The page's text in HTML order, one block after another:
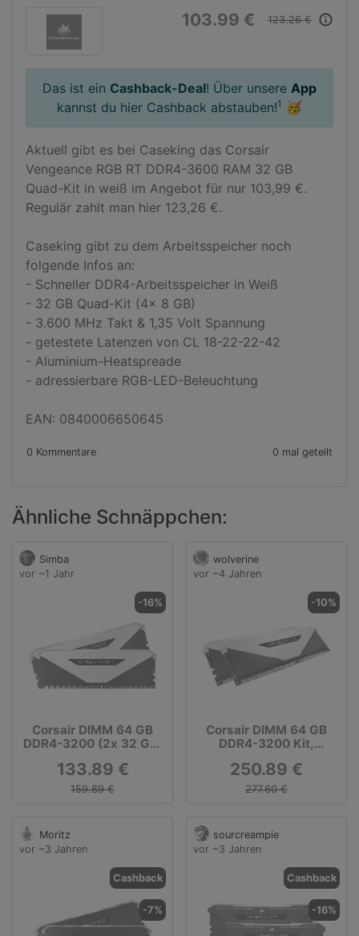
103.99 € 123.26 € info_outline
Das ist ein Cashback-Deal! Über unsere App
kannst du hier Cashback abstauben!1 🥳
Aktuell gibt es bei Caseking das Corsair
Vengeance RGB RT DDR4-3600 RAM 32 GB
Quad-Kit in weiß im Angebot für nur 103,99 €.
Regulär zahlt man hier 123,26 €.
Caseking gibt zu dem Arbeitsspeicher noch
folgende Infos an:
- Schneller DDR4-Arbeitsspeicher in Weiß
- 32 GB Quad-Kit (4x 8 GB)
- 3.600 MHz Takt & 1,35 Volt Spannung
- getestete Latenzen von CL 18-22-22-42
- Aluminium-Heatspreade
- adressierbare RGB-LED-Beleuchtung
EAN: 0840006650645
0 Kommentare 0 mal geteilt
Ähnliche Schnäppchen:
Simba
vor ~1 Jahr
-16%
Corsair DIMM 64 GB
DDR4-3200 (2x 32 GB)
Arbeitsspeicher
133.89 €
159.89 €
wolverine
vor ~4 Jahren
-10%
Corsair DIMM 64 GB
DDR4-3200 Kit,
250.89 €
277.60 €
Moritz
vor ~3 Jahren
Cashback
-7%
sourcreampie
vor ~3 Jahren
Cashback
-16%